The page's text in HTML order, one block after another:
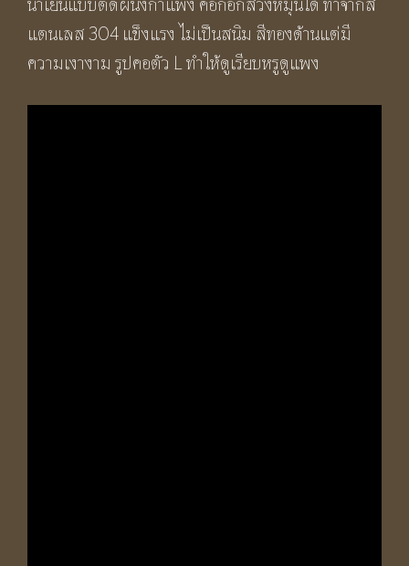
แตนเลส 304 แข็งแรง ไม่เป็นสนิม สีทองด้านแต่มี
ความเงางาม รูปคอตัว L ทำให้ดูเรียบหรูดูแพง